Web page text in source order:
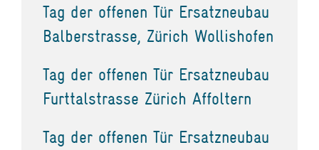
Tag der offenen Tür Ersatzneubau
Balberstrasse, Zürich Wollishofen
Tag der offenen Tür Ersatzneubau
Furttalstrasse Zürich Affoltern
Tag der offenen Tür Ersatzneubau